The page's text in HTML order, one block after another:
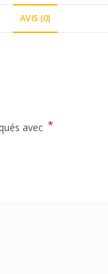
AVIS (0)
avec *